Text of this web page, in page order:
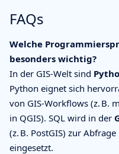
FAQs
Welche
besonders wichtig?
In der GIS-Welt sind
Python eignet sich
von GIS-Workflows (z. B.
in QGIS). SQL wird in der
(z. B. PostGIS) zur
eingesetzt.